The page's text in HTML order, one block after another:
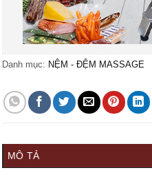
Danh mục: NỆM - ĐỆM MASSAGE
MÔ TẢ